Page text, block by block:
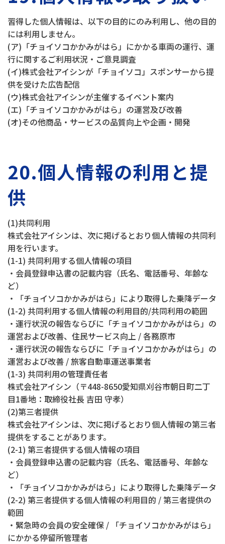
習得した個人情報は、以下の目的にのみ利用し、他の目的
には利用しません。
(ア)「チョイソコかかみがはら」にかかる車両の運行、運
行に関するご利用状況・ご意見調査
(イ)株式会社アイシンが「チョイソコ」スポンサーから提
供を受けた広告配信
(ウ)株式会社アイシンが主催するイベント案内
(エ)「チョイソコかかみがはら」の運営及び改善
(オ)その他商品・サービスの品質向上や企画・開発
20.個人情報の利用と提
供
(1)共同利用
株式会社アイシンは、次に掲げるとおり個人情報の共同利
用を行います。
(1-1) 共同利用する個人情報の項目
・会員登録申込書の記載内容（氏名、電話番号、年齢な
ど）
・「チョイソコかかみがはら」により取得した乗降データ
(1-2) 共同利用する個人情報の利用目的/共同利用の範囲
・運行状況の報告ならびに「チョイソコかかみがはら」の
運営および改善、住民サービス向上 / 各務原市
・運行状況の報告ならびに「チョイソコかかみがはら」の
運営および改善 / 旅客自動車運送事業者
(1-3) 共同利用の管理責任者
株式会社アイシン（〒448-8650愛知県刈谷市朝日町二丁
目1番地：取締役社長 吉田 守孝）
(2)第三者提供
株式会社アイシンは、次に掲げるとおり個人情報の第三者
提供をすることがあります。
(2-1) 第三者提供する個人情報の項目
・会員登録申込書の記載内容（氏名、電話番号、年齢な
ど）
・「チョイソコかかみがはら」により取得した乗降データ
(2-2) 第三者提供する個人情報の利用目的 / 第三者提供の
範囲
・緊急時の会員の安全確保 / 「チョイソコかかみがはら」
にかかる停留所管理者